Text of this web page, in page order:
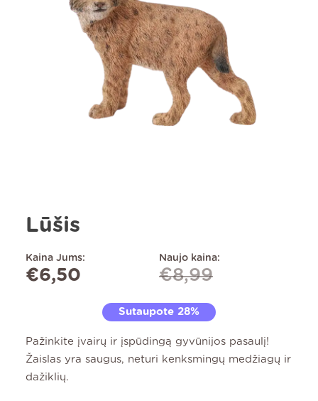
Lūšis
Kaina Jums:
€6,50
Naujo kaina:
€8,99
Sutaupote 28%
Pažinkite įvairų ir įspūdingą gyvūnijos pasaulį!
Žaislas yra saugus, neturi kenksmingų medžiagų ir
dažiklių.